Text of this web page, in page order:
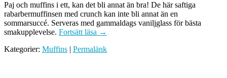
Paj och muffins i ett, kan det bli annat än bra! De här saftiga
rabarbermuffinsen med crunch kan inte bli annat än en
sommarsuccé. Serveras med gammaldags vaniljglass för bästa
smakupplevelse. Fortsätt läsa →
Kategorier: Muffins | Permalänk